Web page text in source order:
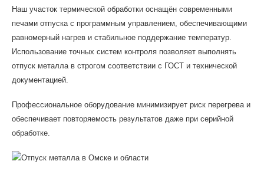
Наш участок термической обработки оснащён современными
печами отпуска с программным управлением, обеспечивающими
равномерный нагрев и стабильное поддержание температур.
Использование точных систем контроля позволяет выполнять
отпуск металла в строгом соответствии с ГОСТ и технической
документацией.
Профессиональное оборудование минимизирует риск перегрева и
обеспечивает повторяемость результатов даже при серийной
обработке.